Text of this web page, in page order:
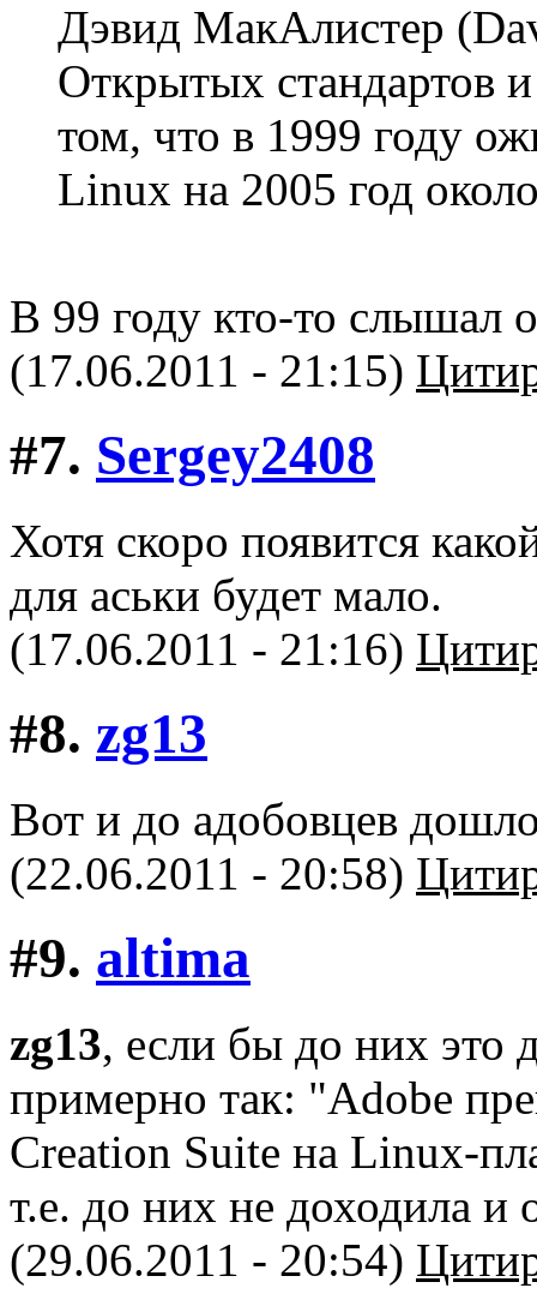
Дэвид МакАлистер
Открытых стандартов
том, что в 1999 году
Linux на 2005 год
В 99 году кто-то слышал
(17.06.2011 - 21:15)
#7. Sergey2408
Хотя скоро появится
для аськи будет мало.
(17.06.2011 - 21:16)
#8. zg13
Вот и до адобовцев
(22.06.2011 - 20:58)
#9. altima
zg13, если бы до них это
примерно так: "Adobe
Creation Suite на Linux-
т.е. до них не доходила и
(29.06.2011 - 20:54)